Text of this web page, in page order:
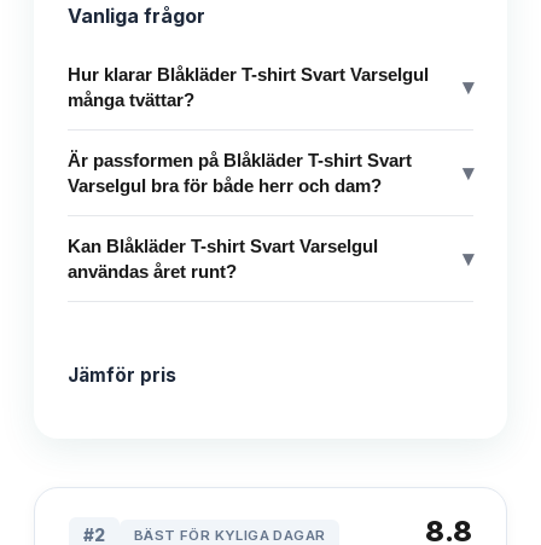
Vanliga frågor
Hur klarar Blåkläder T-shirt Svart Varselgul
många tvättar?
▾
Är passformen på Blåkläder T-shirt Svart
Varselgul bra för både herr och dam?
▾
Kan Blåkläder T-shirt Svart Varselgul
användas året runt?
▾
Jämför pris
#2 BÄST FÖR KYLIGA DAGAR 8.8